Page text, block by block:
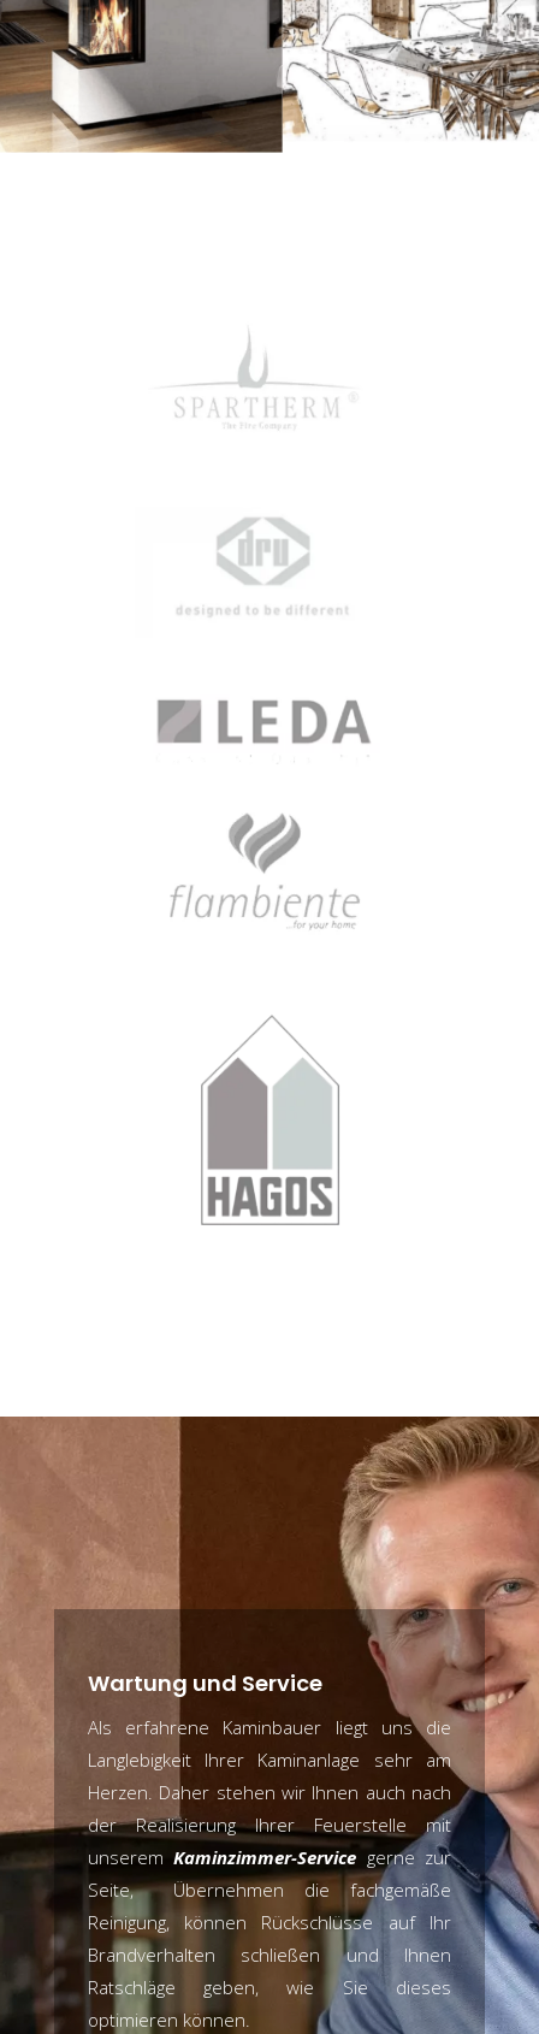
Wartung und Service
Als erfahrene Kaminbauer liegt uns die
Langlebigkeit Ihrer Kaminanlage sehr am
Herzen. Daher stehen wir Ihnen auch nach
der Realisierung Ihrer Feuerstelle mit
unseremKaminzimmer-Service gerne zur
Seite, Übernehmen die fachgemäße
Reinigung, können Rückschlüsse auf Ihr
Brandverhalten schließen und Ihnen
Ratschläge geben, wie Sie dieses
optimieren können.